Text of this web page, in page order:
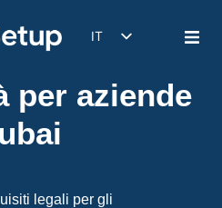
IT
EN
per aziende
legali per gli